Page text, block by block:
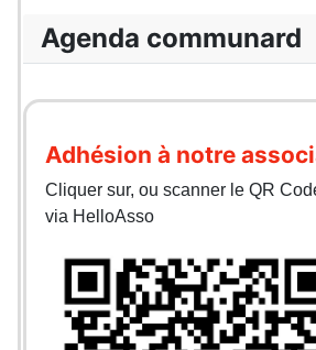
Agenda communard
Adhésion à notre
Cliquer sur, ou scanner le QR
via HelloAsso